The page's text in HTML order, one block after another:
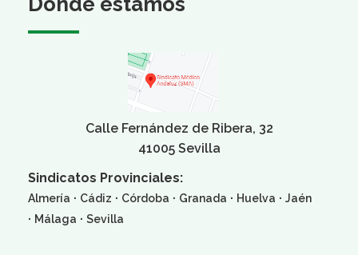
Calle Fernández de Ribera, 32
41005 Sevilla
Sindicatos Provinciales:
Almería · Cádiz · Córdoba · Granada · Huelva · Jaén
· Málaga · Sevilla